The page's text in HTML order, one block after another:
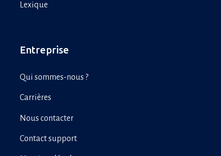
Lexique
Entreprise
Qui sommes-nous ?
Carrières
Nous contacter
Contact support